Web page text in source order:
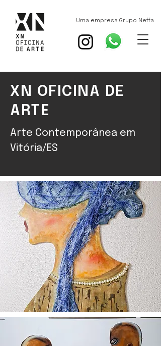
Uma empresa Grupo Neffa
XN OFICINA DE
ARTE
Arte Contemporânea em
Vitória/ES